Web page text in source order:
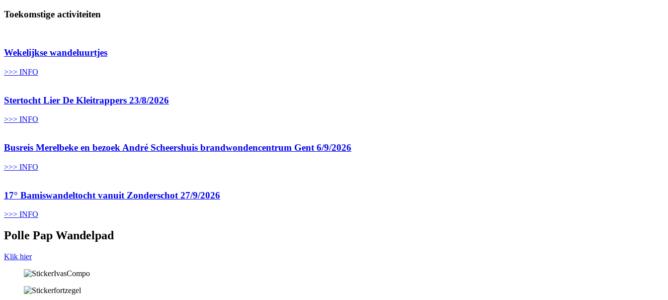
Toekomstige activiteiten
Wekelijkse wandeluurtjes
>>> INFO
Stertocht Lier De Kleitrappers 23/8/2026
>>> INFO
Busreis Merelbeke en bezoek André Scheershuis brandwondencentrum Gent 6/9/2026
>>> INFO
17° Bamiswandeltocht vanuit Zonderschot 27/9/2026
>>> INFO
Polle Pap Wandelpad
Klik hier